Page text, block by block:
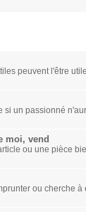
peuvent l'être
un passionné
moi, vend
ou une pièce
ou cherche